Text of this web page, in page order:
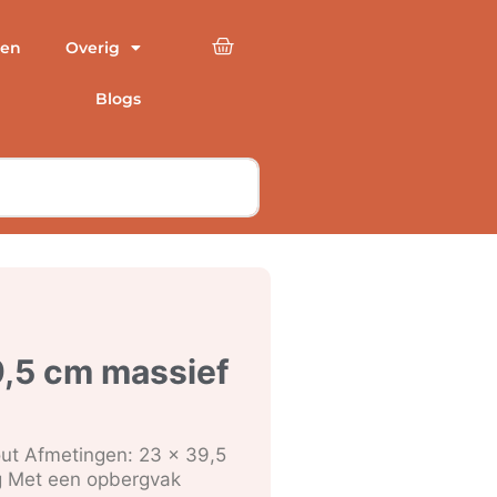
Overig
Blogs
cm massief
Afmetingen: 23 x 39,5
Met een opbergvak